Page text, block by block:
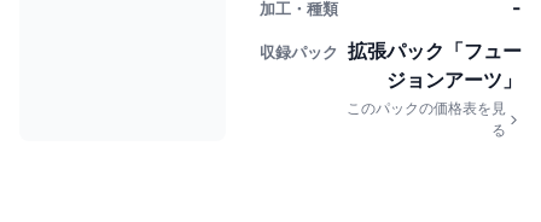
加工・種類 -
収録パック
拡張パック「フュー
ジョンアーツ」
このパックの価格表を見
る